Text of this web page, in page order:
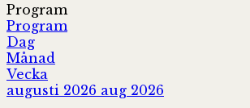
Program
Program
Dag
Månad
Vecka
augusti 2026 aug 2026